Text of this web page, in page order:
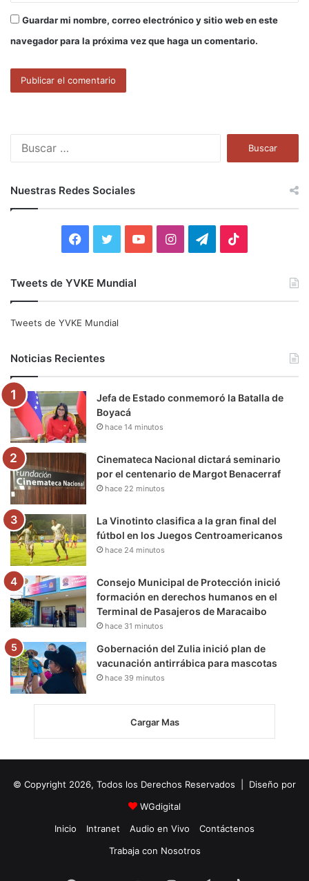
Guardar mi nombre, correo electrónico y sitio web en este
navegador para la próxima vez que haga un comentario.
:
Nuestras Redes Sociales
e
o
k
t
e
r
b
e
I
g
r
m
r
a
k
Tweets de YVKE Mundial
Tweets de YVKE Mundial
Noticias Recientes
Jefa de Estado conmemoró la Batalla de
Boyacá
hace 14 minutos
Cinemateca Nacional dictará seminario
por el centenario de Margot Benacerraf
hace 22 minutos
La Vinotinto clasifica a la gran final del
fútbol en los Juegos Centroamericanos
hace 24 minutos
Consejo Municipal de Protección inició
formación en derechos humanos en el
Terminal de Pasajeros de Maracaibo
hace 31 minutos
Gobernación del Zulia inició plan de
vacunación antirrábica para mascotas
hace 39 minutos
Cargar Mas
© Copyright 2026, Todos los Derechos Reservados | Diseño por
WGdigital
Inicio
Intranet Audio en Vivo
Contáctenos
Trabaja con Nosotros